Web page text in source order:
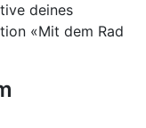
deines
«Mit dem Rad